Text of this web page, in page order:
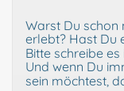
Warst Du schon
erlebt? Hast Du
Bitte schreibe es
Und wenn Du
sein möchtest,